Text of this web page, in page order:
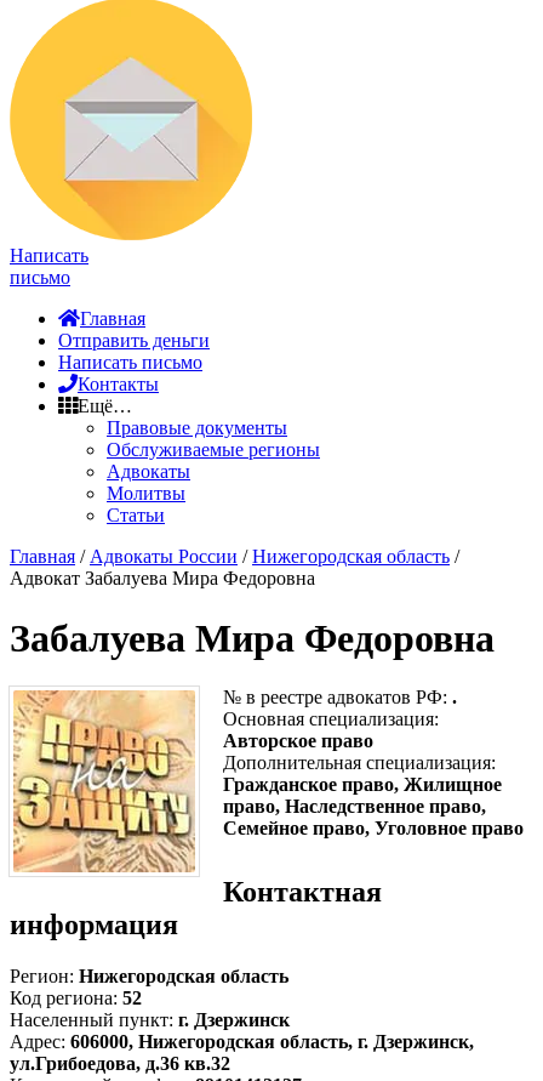
Написать
письмо
Главная
Отправить деньги
Написать письмо
Контакты
Ещё…
Правовые документы
Обслуживаемые регионы
Адвокаты
Молитвы
Статьи
Главная / Адвокаты России /Нижегородская область /
Адвокат Забалуева Мира Федоровна
Забалуева Мира Федоровна
№ в реестре адвокатов РФ: .
Основная специализация:
Авторское право
Дополнительная специализация:
Гражданское право, Жилищное
право, Наследственное право,
Семейное право, Уголовное право
Контактная
информация
Регион: Нижегородская область
Код региона: 52
Населенный пункт: г. Дзержинск
Адрес: 606000, Нижегородская область, г. Дзержинск,
ул.Грибоедова, д.36 кв.32